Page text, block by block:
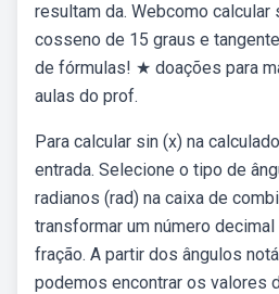
resultam da. Webcomo calcular
cosseno de 15 graus e
de fórmulas! ★ doações para
aulas do prof.
Para calcular sin (x) na
entrada. Selecione o tipo de
radianos (rad) na caixa de
transformar um número
fração. A partir dos ângulos
podemos encontrar os valores